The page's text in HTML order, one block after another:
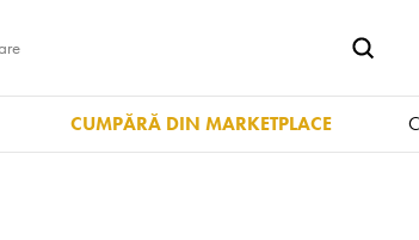
CUMPĂRĂ DIN MARKETPLACE